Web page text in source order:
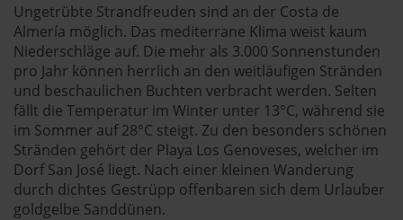
Ungetrübte Strandfreuden sind an der Costa de
Almería möglich. Das mediterrane Klima weist kaum
Niederschläge auf. Die mehr als 3.000 Sonnenstunden
pro Jahr können herrlich an den weitläufigen Stränden
und beschaulichen Buchten verbracht werden. Selten
fällt die Temperatur im Winter unter 13°C, während sie
im Sommer auf 28°C steigt. Zu den besonders schönen
Stränden gehört der Playa Los Genoveses, welcher im
Dorf San José liegt. Nach einer kleinen Wanderung
durch dichtes Gestrüpp offenbaren sich dem Urlauber
goldgelbe Sanddünen.